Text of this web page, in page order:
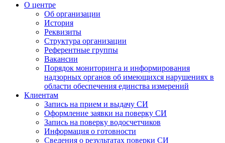
О центре
Об организации
История
Реквизиты
Структура организации
Референтные группы
Вакансии
Порядок мониторинга и информирования
надзорных органов об имеющихся нарушениях в
области обеспечения единства измерений
Клиентам
Запись на прием и выдачу СИ
Оформление заявки на поверку СИ
Запись на поверку водосчетчиков
Информация о готовности
Сведения о результатах поверки СИ